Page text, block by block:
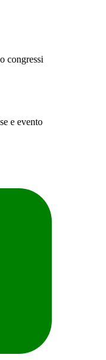
congressi
e evento